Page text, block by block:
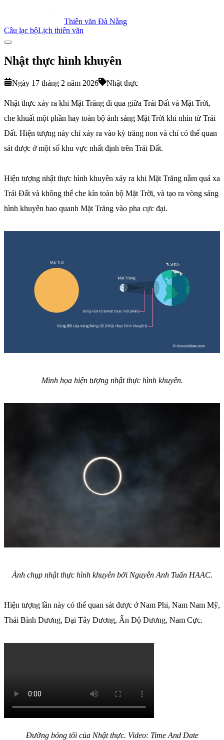
Thiên văn Đà Nẵng
Câu lạc bộLịch thiên văn
Nhật thực hình khuyên
Ngày 17 tháng 2 năm 2026 Nhật thực
Nhật thực xảy ra khi Mặt Trăng đi qua giữa Trái Đất và Mặt Trời,
che khuất một phần hay toàn bộ ánh sáng Mặt Trời khi nhìn từ Trái
Đất. Hiện tượng này chỉ xảy ra vào kỳ trăng non và chỉ có thể quan
sát được ở một số khu vực nhất định trên Trái Đất.
Hiện tượng nhật thực hình khuyên xảy ra khi Mặt Trăng nằm quá xa
Trái Đất và không thể che kín toàn bộ Mặt Trời, và tạo ra vòng sáng
hình khuyên bao quanh Mặt Trăng vào pha cực đại.
Minh họa hiện tượng nhật thực hình khuyên.
Ảnh chụp nhật thực hình khuyên bởi Nguyễn Anh Tuấn HAAC.
Hiện tượng lần này có thể quan sát được ở Nam Phi, Nam Nam Mỹ,
Thái Bình Dương, Đại Tây Dương, Ấn Độ Dương, Nam Cực.
Đường bóng tối của Nhật thực. Video: Time And Date